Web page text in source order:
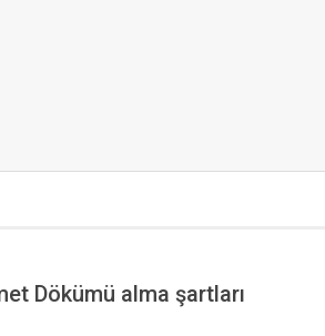
Dökümü alma şartları